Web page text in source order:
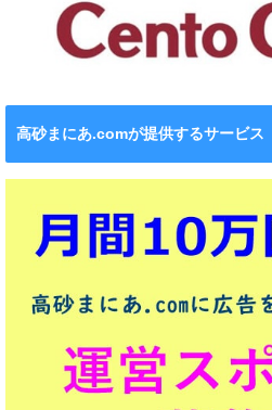
高砂まにあ.comが提供するサービス